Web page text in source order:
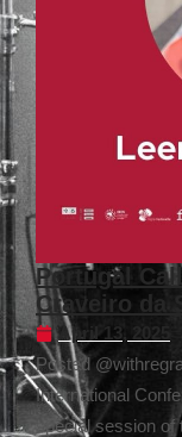
Portugal
Craveiro da
April 13, 2025
Posted
International
special session